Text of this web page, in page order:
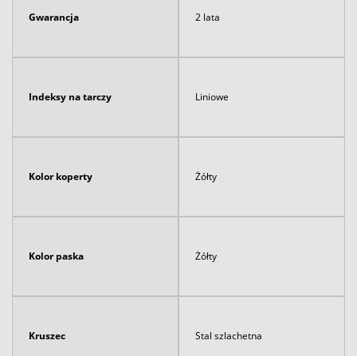
Gwarancja 2 lata
Indeksy na tarczy Liniowe
Kolor koperty Żółty
Kolor paska Żółty
Kruszec Stal szlachetna